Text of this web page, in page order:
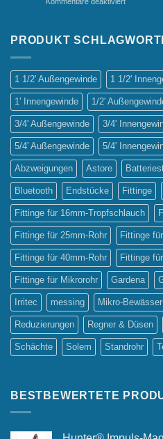
PRODUKT
1 1/2' Außengewinde 1 1/2'
1' Innengewinde 1/2'
3/4' Außengewinde 3/4'
5/4' Außengewinde 5/4'
Abzweigungen Astore
Bluetooth Endstücke Fittinge
Fittinge für 16mm-Tropfschlauch
Fittinge für 25mm-Rohr Fittinge
Fittinge für 40mm-Rohr Fittinge
Fittinge für Mikrorohr Gardena
Irritec messing Mikro-
Reduzierungen Regner & Düsen
Schächte Solem Standrohr
BESTBEWERTETE